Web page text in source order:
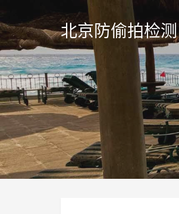
北京防偷拍检测